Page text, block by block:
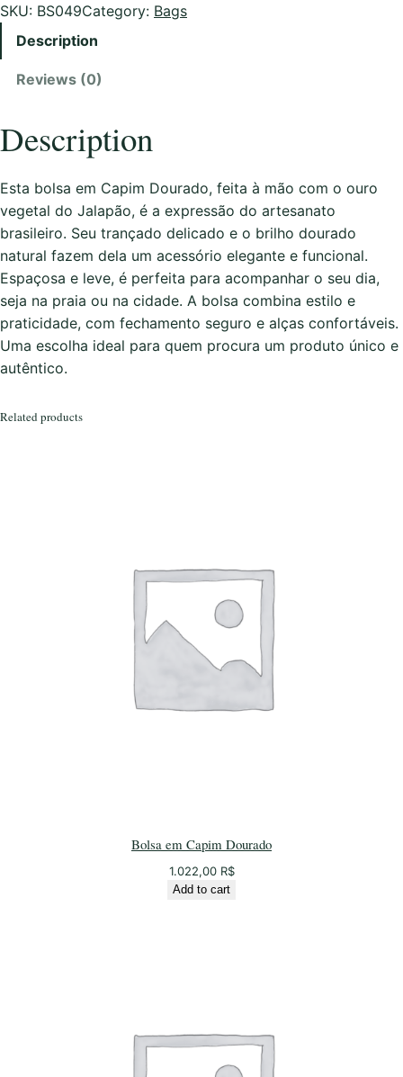
l
i
m
D
o
u
r
a
d
o
u
SKU: BS049Category: Bags
Description
Reviews (0)
Description
Esta bolsa em Capim Dourado, feita à mão com o ouro
vegetal do Jalapão, é a expressão do artesanato
brasileiro. Seu trançado delicado e o brilho dourado
natural fazem dela um acessório elegante e funcional.
Espaçosa e leve, é perfeita para acompanhar o seu dia,
seja na praia ou na cidade. A bolsa combina estilo e
praticidade, com fechamento seguro e alças confortáveis.
Uma escolha ideal para quem procura um produto único e
autêntico.
Related products
Bolsa em Capim Dourado
1.022,00 R$
Add to cart